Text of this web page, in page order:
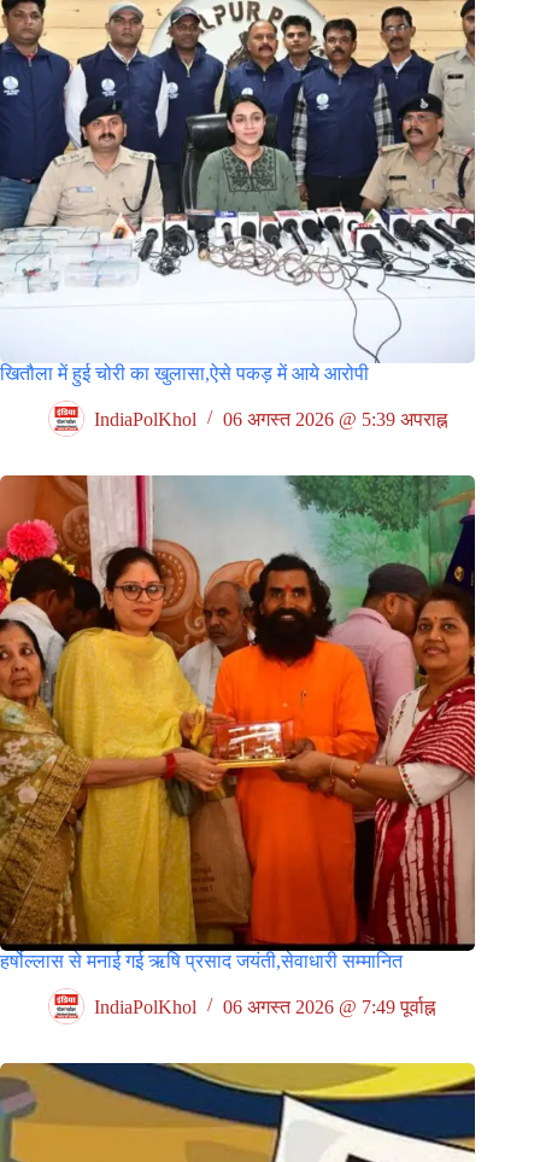
खितौला में हुई चोरी का खुलासा,ऐसे पकड़ में आये आरोपी
IndiaPolKhol 06 अगस्त 2026 @ 5:39 अपराह्न
हर्षोल्लास से मनाई गई ऋषि प्रसाद जयंती,सेवाधारी सम्मानित
IndiaPolKhol 06 अगस्त 2026 @ 7:49 पूर्वाह्न